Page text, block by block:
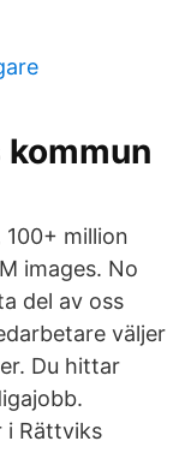
million
images. No
del av oss
väljer
Du hittar
i Rättviks